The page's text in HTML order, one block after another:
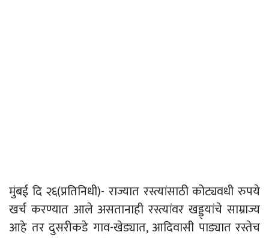
मुंबई दि २६(प्रतिनिधी)- राज्यात रस्त्यांसाठी कोट्यवधी रुपये
खर्च करण्यात आले असतानाही रस्त्यांवर खड्ड्यांचे साम्राज्य
आहे तर दुसरीकडे गाव-खेड्यात, आदिवासी पाड्यात रस्तेच